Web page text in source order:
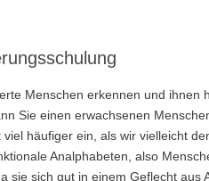
Menschen erkennen und ihnen
Sie einen erwachsenen
viel häufiger ein, als wir vielleicht
Analphabeten, also
sie sich gut in einem Geflecht